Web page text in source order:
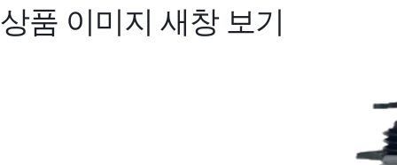
상품 이미지 새창 보기